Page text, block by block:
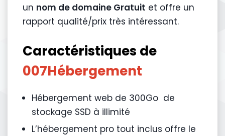
un nom de domaine Gratuit et offre un
rapport qualité/prix très intéressant.
Caractéristiques de
007Hébergement
Hébergement web de 300Go de
stockage SSD à illimité
L’hébergement pro tout inclus offre le